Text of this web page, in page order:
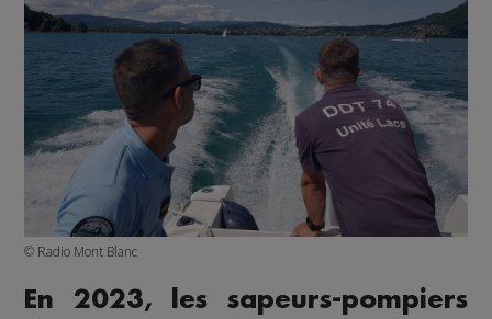
© Radio Mont Blanc
En 2023, les sapeurs-pompiers